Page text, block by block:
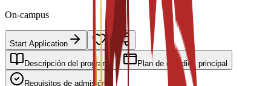
On-campus
Start Application
Descripción del programa Plan de estudios principal
Requisitos de admisión